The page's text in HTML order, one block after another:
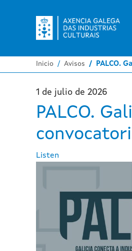
Inicio Avisos PALCO.
1 de julio de 2026
PALCO.
Listen